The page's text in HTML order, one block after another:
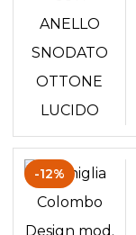
-12%